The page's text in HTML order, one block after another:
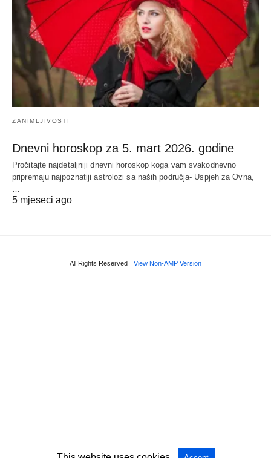
ZANIMLJIVOSTI
Dnevni horoskop za 5. mart 2026. godine
Pročitajte najdetaljniji dnevni horoskop koga vam svakodnevno
pripremaju najpoznatiji astrolozi sa naših područja- Uspjeh za Ovna,
5 mjeseci ago
All Rights Reserved View Non-AMP Version